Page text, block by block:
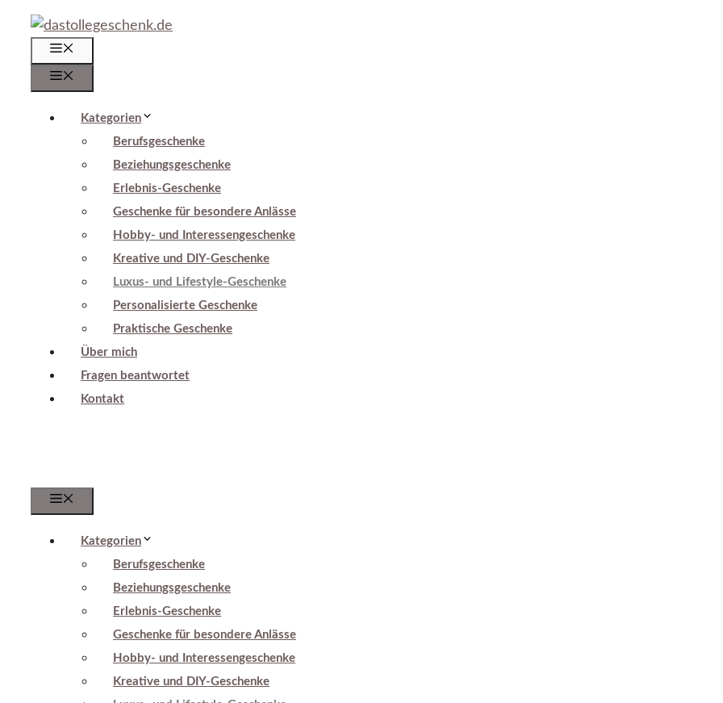
Zum
Inhalt
springen
Kategorien
Berufsgeschenke
Beziehungsgeschenke
Erlebnis-Geschenke
Geschenke für besondere Anlässe
Hobby- und Interessengeschenke
Kreative und DIY-Geschenke
Luxus- und Lifestyle-Geschenke
Personalisierte Geschenke
Praktische Geschenke
Über mich
Fragen beantwortet
Kontakt
Kategorien
Berufsgeschenke
Beziehungsgeschenke
Erlebnis-Geschenke
Geschenke für besondere Anlässe
Hobby- und Interessengeschenke
Kreative und DIY-Geschenke